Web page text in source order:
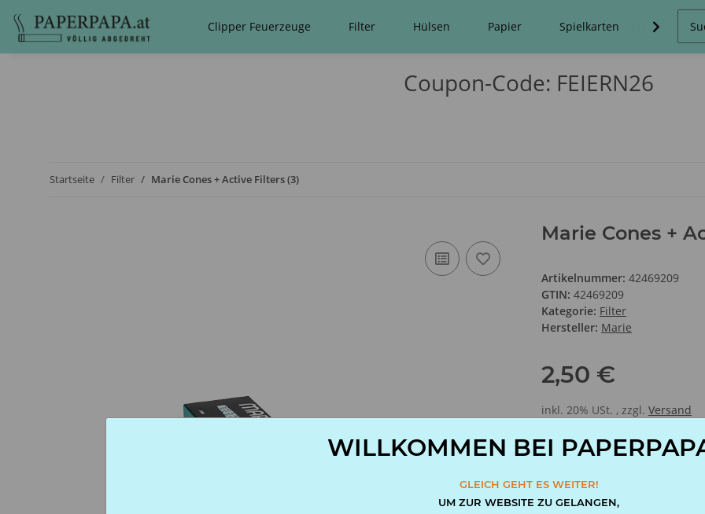
Clipper Feuerzeuge Filter Hülsen Papier Spielkarten
Coupon-Code: FEIERN26
Startseite Filter Marie Cones + Active Filters (3)
Marie Cones +
Artikelnummer: 42469209
GTIN: 42469209
Kategorie: Filter
Hersteller: Marie
2,50 €
inkl. 20% USt. , zzgl. Versand
Sofort verfügbar
WILLKOMMEN BEI
GLEICH GEHT ES WEITER!
UM ZUR WEBSITE ZU GELANGEN,